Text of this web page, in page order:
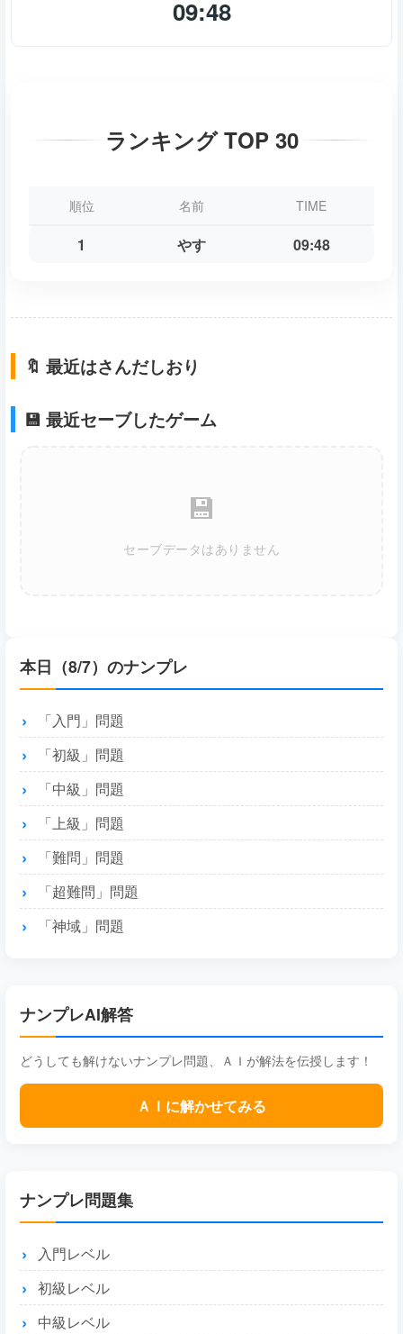
09:48
ランキング TOP 30
順位 名前 TIME
1 やす 09:48
🔖 最近はさんだしおり
💾 最近セーブしたゲーム
💾
セーブデータはありません
本日（8/7）のナンプレ
「入門」問題
「初級」問題
「中級」問題
「上級」問題
「難問」問題
「超難問」問題
「神域」問題
ナンプレAI解答
どうしても解けないナンプレ問題、ＡＩが解法を伝授します！
ＡＩに解かせてみる
ナンプレ問題集
入門レベル
初級レベル
中級レベル